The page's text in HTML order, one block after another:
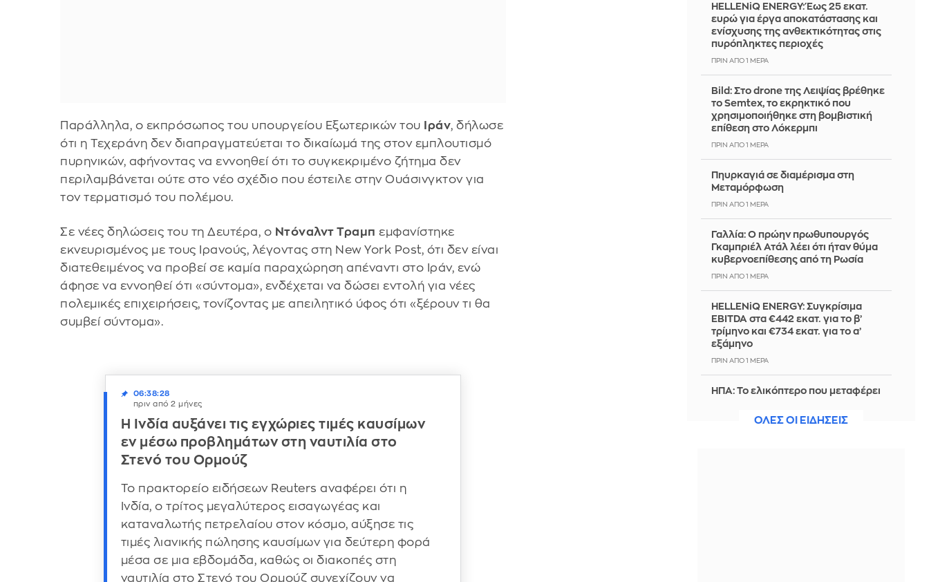
Παράλληλα, ο εκπρόσωπος του υπουργείου Εξωτερικών του Ιράν, δήλωσε
ότι η Τεχεράνη δεν διαπραγματεύεται το δικαίωμά της στον εμπλουτισμό
πυρηνικών, αφήνοντας να εννοηθεί ότι το συγκεκριμένο ζήτημα δεν
περιλαμβάνεται ούτε στο νέο σχέδιο που έστειλε στην Ουάσινγκτον για
τον τερματισμό του πολέμου.
Σε νέες δηλώσεις του τη Δευτέρα, ο Ντόναλντ Τραμπ εμφανίστηκε
εκνευρισμένος με τους Ιρανούς, λέγοντας στη New York Post, ότι δεν είναι
διατεθειμένος να προβεί σε καμία παραχώρηση απέναντι στο Ιράν, ενώ
άφησε να εννοηθεί ότι «σύντομα», ενδέχεται να δώσει εντολή για νέες
πολεμικές επιχειρήσεις, τονίζοντας με απειλητικό ύφος ότι «ξέρουν τι θα
συμβεί σύντομα».
06:38:28
πριν από 2 μήνες
Η Ινδία αυξάνει τις εγχώριες τιμές καυσίμων
εν μέσω προβλημάτων στη ναυτιλία στο
Στενό του Ορμούζ
Το πρακτορείο ειδήσεων Reuters αναφέρει ότι η
Ινδία, ο τρίτος μεγαλύτερος εισαγωγέας και
καταναλωτής πετρελαίου στον κόσμο, αύξησε τις
τιμές λιανικής πώλησης καυσίμων για δεύτερη φορά
μέσα σε μια εβδομάδα, καθώς οι διακοπές στη
ναυτιλία στο Στενό του Ορμούζ συνεχίζουν να
HELLENiQ ENERGY: Έως 25 εκατ.
ευρώ για έργα αποκατάστασης και
ενίσχυσης της ανθεκτικότητας στις
πυρόπληκτες περιοχές
ΠΡΙΝ ΑΠΌ 1 ΜΈΡΑ
Bild: Στο drone της Λειψίας βρέθηκε
το Semtex, το εκρηκτικό που
χρησιμοποιήθηκε στη βομβιστική
επίθεση στο Λόκερμπι
ΠΡΙΝ ΑΠΌ 1 ΜΈΡΑ
Πηυρκαγιά σε διαμέρισμα στη
Μεταμόρφωση
ΠΡΙΝ ΑΠΌ 1 ΜΈΡΑ
Γαλλία: Ο πρώην πρωθυπουργός
Γκαμπριέλ Ατάλ λέει ότι ήταν θύμα
κυβερνοεπίθεσης από τη Ρωσία
ΠΡΙΝ ΑΠΌ 1 ΜΈΡΑ
HELLENiQ ENERGY: Συγκρίσιμα
EBITDA στα €442 εκατ. για το β’
τρίμηνο και €734 εκατ. για το α’
εξάμηνο
ΠΡΙΝ ΑΠΌ 1 ΜΈΡΑ
ΗΠΑ: Το ελικόπτερο που μεταφέρει
επιβατικό αεροπλάνο
ΟΛΕΣ ΟΙ ΕΙΔΗΣΕΙΣ